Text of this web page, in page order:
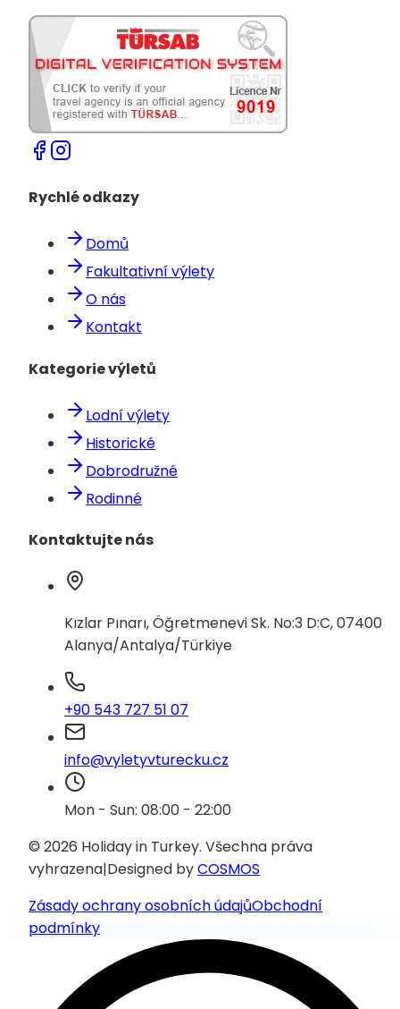
Rychlé odkazy
Domů
Fakultativní výlety
O nás
Kontakt
Kategorie výletů
Lodní výlety
Historické
Dobrodružné
Rodinné
Kontaktujte nás
Kızlar Pınarı, Öğretmenevi Sk. No:3 D:C, 07400
Alanya/Antalya/Türkiye
+90 543 727 51 07
info@vyletyvturecku.cz
Mon - Sun: 08:00 - 22:00
© 2026 Holiday in Turkey. Všechna práva
vyhrazena|Designed byCOSMOS
Zásady ochrany osobních údajůObchodní
podmínky